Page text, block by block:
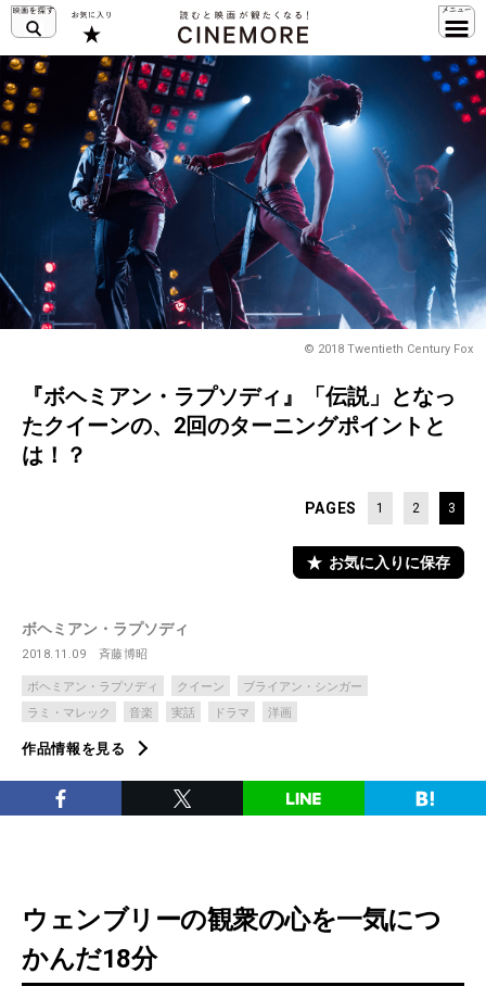
© 2018 Twentieth Century Fox
『ボヘミアン・ラプソディ』「伝説」となっ
たクイーンの、2回のターニングポイントと
は！？
PAGES 1 2 3
お気に入りに保存
ボヘミアン・ラプソディ
2018.11.09 斉藤博昭
ボヘミアン・ラプソディ クイーン
ブライアン・シンガー
ラミ・マレック
音楽 実話 ドラマ 洋画
作品情報を見る
ウェンブリーの観衆の心を一気につ
かんだ18分